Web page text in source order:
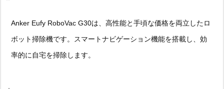
Anker Eufy RoboVac G30は、高性能と手頃な価格を両立したロ
ボット掃除機です。スマートナビゲーション機能を搭載し、効
率的に自宅を掃除します。